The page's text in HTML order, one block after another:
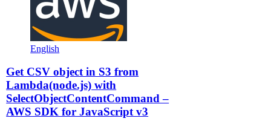
English
Get CSV object in S3 from
Lambda(node.js) with
SelectObjectContentCommand –
AWS SDK for JavaScript v3